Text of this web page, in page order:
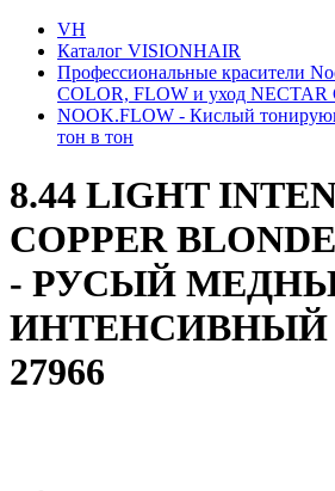
VH
Каталог VISIONHAIR
Профессиональные красители
COLOR, FLOW и уход NECTAR
NOOK.FLOW - Кислый
тон в тон
8.44 LIGHT
COPPER
- РУСЫЙ
ИНТЕНСИВНЫЙ
27966